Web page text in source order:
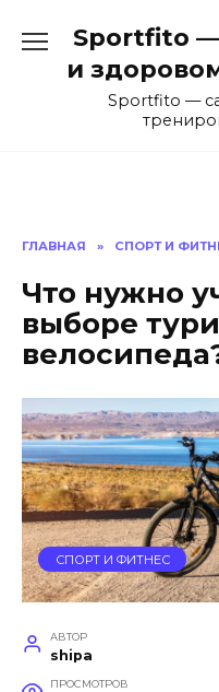
содержанию
Sportfito —
и
Sportfito —
ГЛАВНАЯ » СПОРТ И
Что нужно
выборе
СПОРТ И ФИТНЕС
АВТОР
shipa
ПРОСМОТРОВ